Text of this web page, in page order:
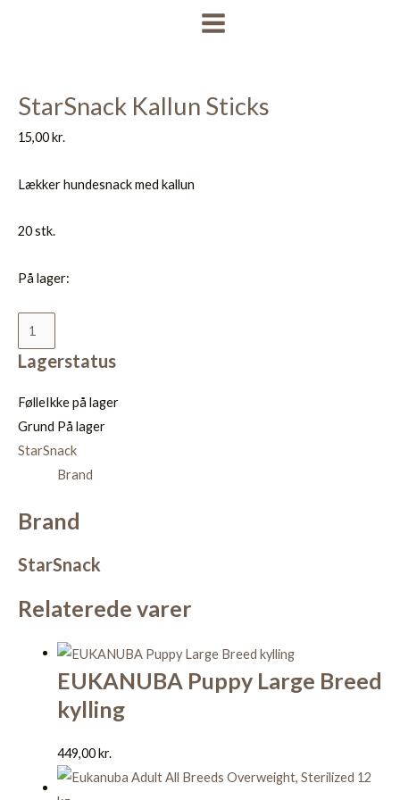
MAIN
StarSnack Kallun Sticks
15,00kr.
Lækker hundesnack med kallun
20 stk.
På lager:
Lagerstatus
FølleIkke på lager
Grund På lager
StarSnack
Brand
Brand
StarSnack
Relaterede varer
EUKANUBA Puppy Large Breed
kylling
449,00kr.